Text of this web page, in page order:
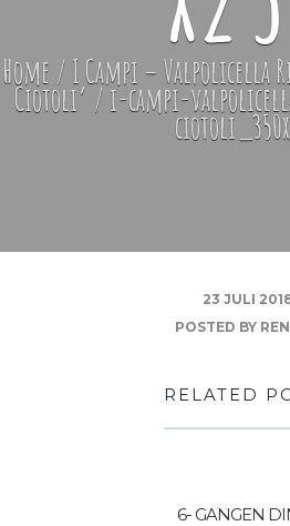
Home / I Campi – Valpolicella
Ciotoli’ / i-campi-
23 JULI
POSTED BY
RELATED
6- GANGEN